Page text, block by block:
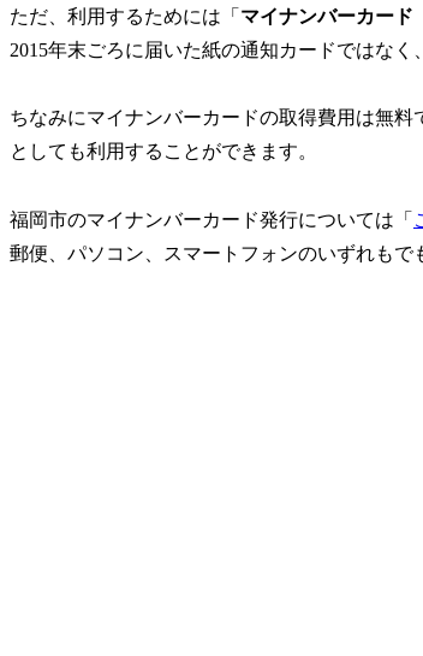
ただ、利用するためには「 マイナンバーカード
2015年末ごろに届いた紙の通知カードではな
ちなみにマイナンバーカードの取得費用は無料
としても利用することができます。
福岡市のマイナンバーカード発行については「
郵便、パソコン、スマートフォンのいずれもで